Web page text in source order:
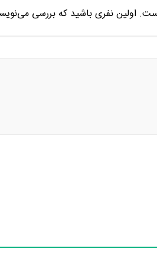
اولین نفری باشید که بررسی